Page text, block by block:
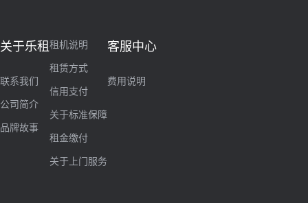
关于乐租
联系我们
公司简介
品牌故事
租机说明
租赁方式
信用支付
关于标准保障
租金缴付
关于上门服务
客服中心
费用说明